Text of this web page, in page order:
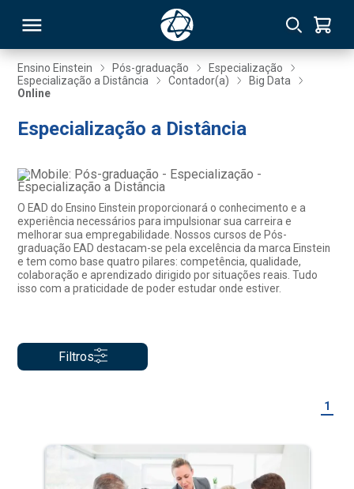
Ensino Einstein Pós-graduação
Especialização
Especialização a Distância
Contador(a)
Big Data
Online
Especialização a Distância
O EAD do Ensino Einstein proporcionará o conhecimento e a
experiência necessários para impulsionar sua carreira e
melhorar sua empregabilidade. Nossos cursos de Pós-
graduação EAD destacam-se pela excelência da marca Einstein
e tem como base quatro pilares: competência, qualidade,
colaboração e aprendizado dirigido por situações reais. Tudo
isso com a praticidade de poder estudar onde estiver.
Filtros
1